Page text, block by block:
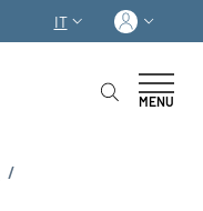
SELETTORE LINGUA:
IT
MENU
/